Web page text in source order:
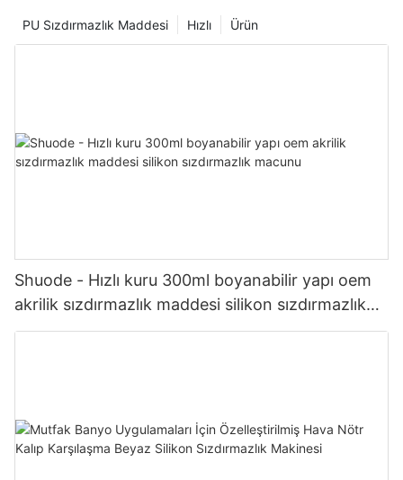
Ürün
Hızlı
PU Sızdırmazlık Maddesi
Shuode - Hızlı kuru 300ml boyanabilir yapı oem
akrilik sızdırmazlık maddesi silikon sızdırmazlık
macunu